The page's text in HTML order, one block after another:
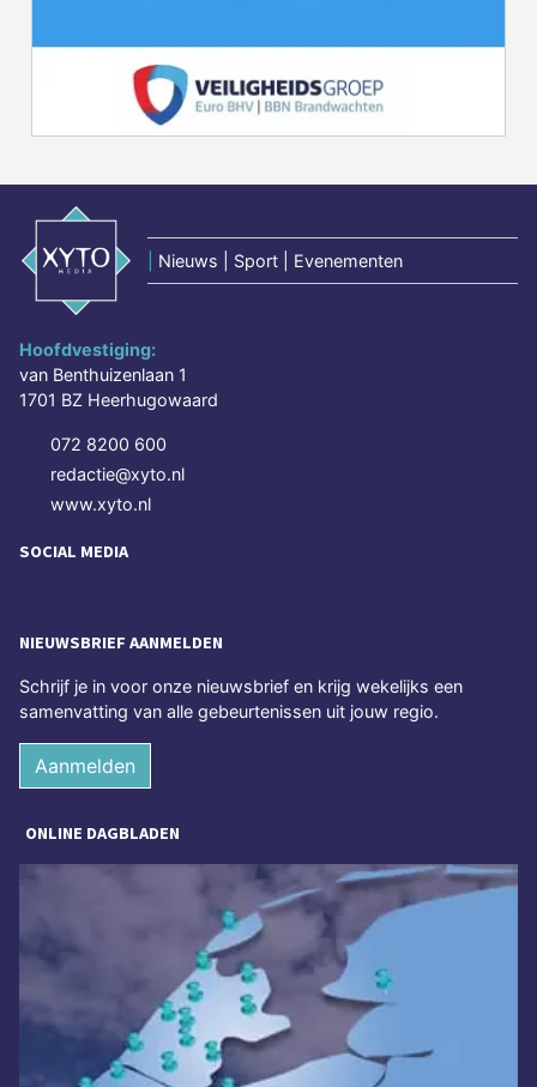
Nieuws | Sport | Evenementen
Hoofdvestiging:
van Benthuizenlaan 1
1701 BZ Heerhugowaard
072 8200 600
redactie@xyto.nl
www.xyto.nl
SOCIAL MEDIA
NIEUWSBRIEF AANMELDEN
Schrijf je in voor onze nieuwsbrief en krijg wekelijks een
samenvatting van alle gebeurtenissen uit jouw regio.
Aanmelden
ONLINE DAGBLADEN